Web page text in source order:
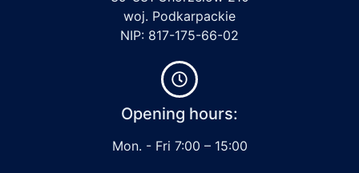
woj. Podkarpackie
NIP: 817-175-66-02
Opening hours:
Mon. - Fri 7:00 – 15:00